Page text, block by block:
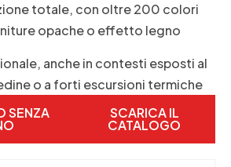
totale, con oltre 200 colori
opache o effetto legno
anche in contesti esposti al
o a forti escursioni termiche
SENZA
SCARICA IL
CATALOGO